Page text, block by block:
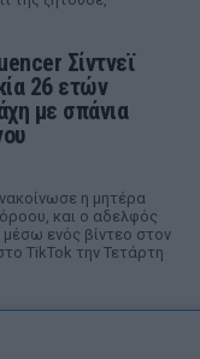
Σίντνεϊ
26 ετών
με σπάνια
η μητέρα
και ο αδελφός
μέσω ενός βίντεο στον
TikTok την Τετάρτη